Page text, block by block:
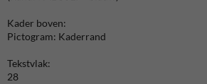
Kader boven:
Pictogram: Kaderrand
Tekstvlak:
28